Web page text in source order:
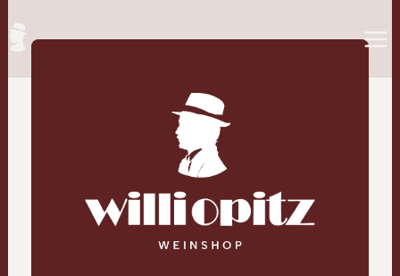
Inhalt
springen